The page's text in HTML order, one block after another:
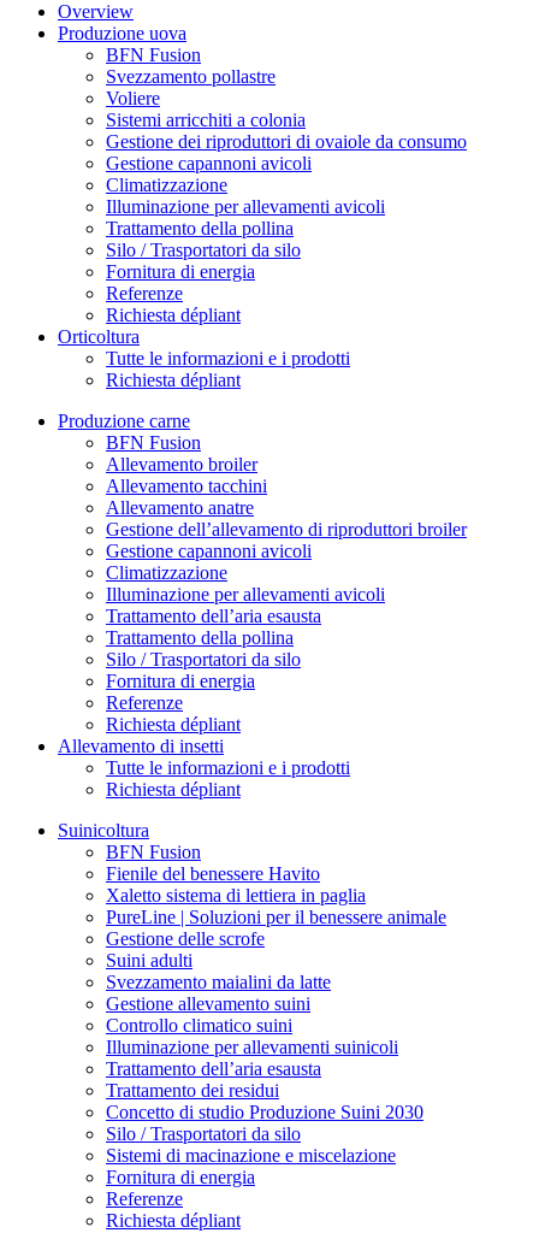
Overview
Produzione uova
BFN Fusion
Svezzamento pollastre
Voliere
Sistemi arricchiti a colonia
Gestione dei riproduttori di ovaiole da consumo
Gestione capannoni avicoli
Climatizzazione
Illuminazione per allevamenti avicoli
Trattamento della pollina
Silo / Trasportatori da silo
Fornitura di energia
Referenze
Richiesta dépliant
Orticoltura
Tutte le informazioni e i prodotti
Richiesta dépliant
Produzione carne
BFN Fusion
Allevamento broiler
Allevamento tacchini
Allevamento anatre
Gestione dell’allevamento di riproduttori broiler
Gestione capannoni avicoli
Climatizzazione
Illuminazione per allevamenti avicoli
Trattamento dell’aria esausta
Trattamento della pollina
Silo / Trasportatori da silo
Fornitura di energia
Referenze
Richiesta dépliant
Allevamento di insetti
Tutte le informazioni e i prodotti
Richiesta dépliant
Suinicoltura
BFN Fusion
Fienile del benessere Havito
Xaletto sistema di lettiera in paglia
PureLine | Soluzioni per il benessere animale
Gestione delle scrofe
Suini adulti
Svezzamento maialini da latte
Gestione allevamento suini
Controllo climatico suini
Illuminazione per allevamenti suinicoli
Trattamento dell’aria esausta
Trattamento dei residui
Concetto di studio Produzione Suini 2030
Silo / Trasportatori da silo
Sistemi di macinazione e miscelazione
Fornitura di energia
Referenze
Richiesta dépliant